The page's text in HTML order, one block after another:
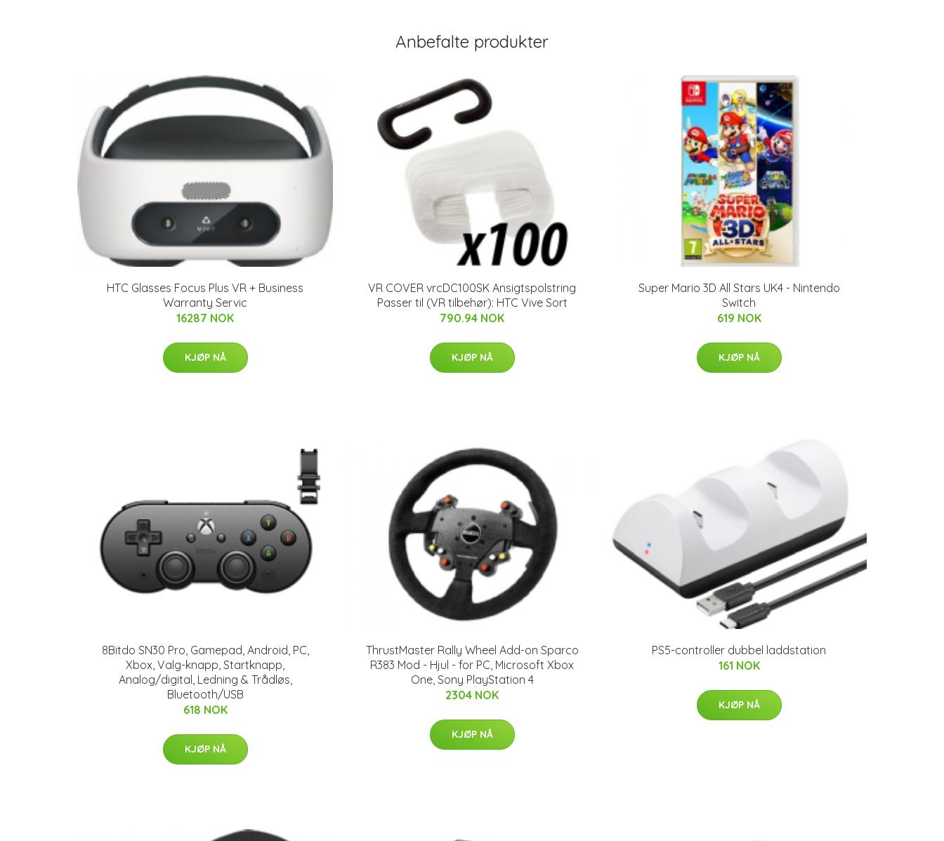
Anbefalte produkter
HTC Glasses Focus Plus VR + Business
Warranty Servic
16287 NOK
KJØP NÅ
VR COVER vrcDC100SK Ansigtspolstring
Passer til (VR tilbehør): HTC Vive Sort
790.94 NOK
KJØP NÅ
Super Mario 3D All Stars UK4 - Nintendo
Switch
619 NOK
KJØP NÅ
8Bitdo SN30 Pro, Gamepad, Android, PC,
Xbox, Valg-knapp, Startknapp,
Analog/digital, Ledning & Trådløs,
Bluetooth/USB
618 NOK
KJØP NÅ
ThrustMaster Rally Wheel Add-on Sparco
R383 Mod - Hjul - for PC, Microsoft Xbox
One, Sony PlayStation 4
2304 NOK
KJØP NÅ
PS5-controller dubbel laddstation
161 NOK
KJØP NÅ